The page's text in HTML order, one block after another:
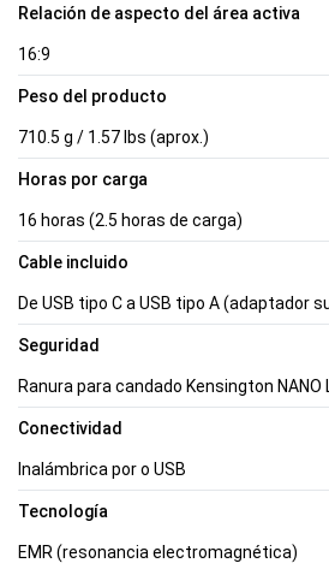
Relación de aspecto del área activa
16:9
Peso del producto
710.5 g / 1.57 lbs (aprox.)
Horas por carga
16 horas (2.5 horas de carga)
Cable incluido
De USB tipo C a USB tipo A (adaptador
Seguridad
Ranura para candado Kensington NANO
Conectividad
Inalámbrica por o USB
Tecnología
EMR (resonancia electromagnética)